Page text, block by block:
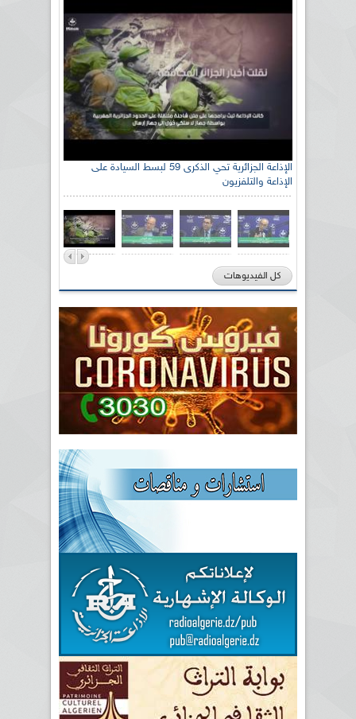
الإذاعة الجزائرية تحي الذكرى 59 لبسط السيادة على
الإذاعة والتلفزيون
كل الفيديوهات